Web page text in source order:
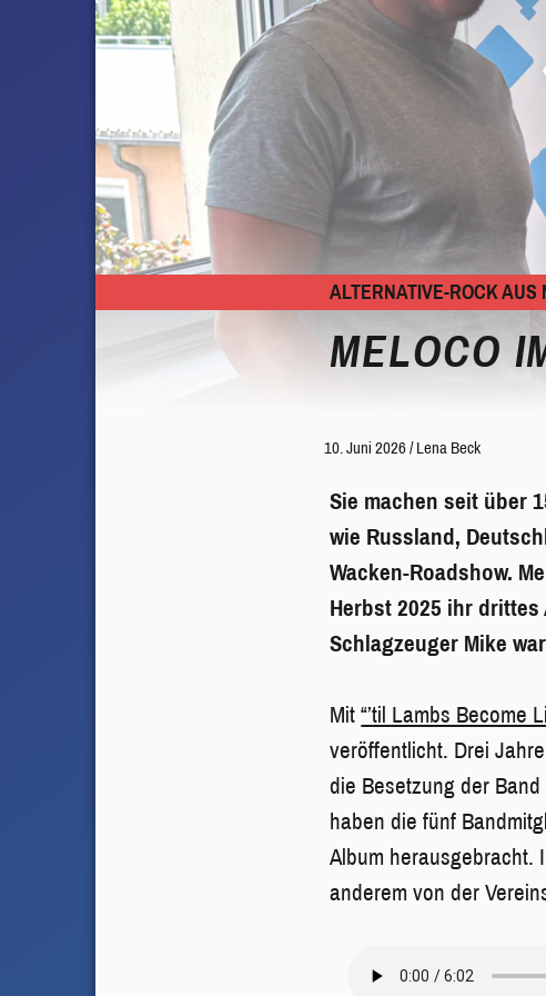
ALTERNATIVE-ROCK AUS
MELOCO
10. Juni 2026/Lena Beck
Sie machen seit über
wie Russland,
Wacken-Roadshow.
Herbst 2025 ihr drittes
Schlagzeuger Mike
Mit“’til Lambs Become
veröffentlicht. Drei
die Besetzung der
haben die fünf
Album herausgebracht.
anderem von der